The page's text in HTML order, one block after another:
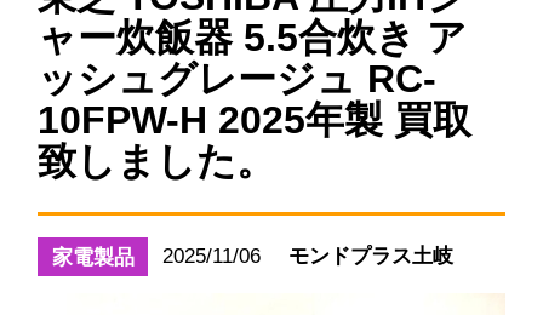
ャー炊飯器 5.5合炊き ア
ッシュグレージュ RC-
10FPW-H 2025年製 買取
致しました。
家電製品 2025/11/06 モンドプラス土岐